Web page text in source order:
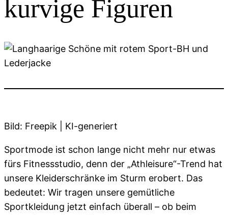
kurvige Figuren
Bild: Freepik | KI-generiert
Sportmode ist schon lange nicht mehr nur etwas
fürs Fitnessstudio, denn der „Athleisure“-Trend hat
unsere Kleiderschränke im Sturm erobert. Das
bedeutet: Wir tragen unsere gemütliche
Sportkleidung jetzt einfach überall – ob beim